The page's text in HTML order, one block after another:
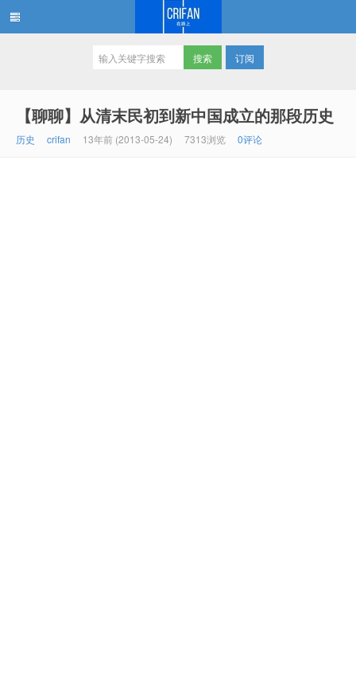
订阅
【聊聊】从清末民初到新中国成立的那段历史
历史 crifan 13年前 (2013-05-24) 7313浏览 0评论